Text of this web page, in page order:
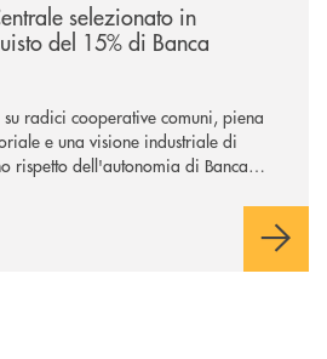
selezionato in
del 15% di Banca
radici cooperative comuni, piena
e una visione industriale di
rispetto dell'autonomia di Banca
per la finalizzazione dell’operazione.